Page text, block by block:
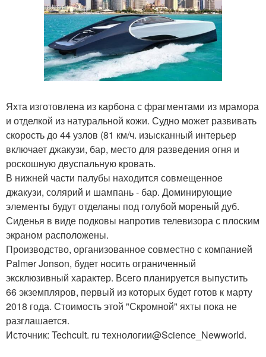
Яхта изготовлена из карбона с фрагментами из мрамора
и отделкой из натуральной кожи. Судно может развивать
скорость до 44 узлов (81 км/ч. изысканный интерьер
включает джакузи, бар, место для разведения огня и
роскошную двуспальную кровать.
В нижней части палубы находится совмещенное
джакузи, солярий и шампань - бар. Доминирующие
элементы будут отделаны под голубой мореный дуб.
Сиденья в виде подковы напротив телевизора с плоским
экраном расположены.
Производство, организованное совместно с компанией
Palmer Jonson, будет носить ограниченный
эксклюзивный характер. Всего планируется выпустить
66 экземпляров, первый из которых будет готов к марту
2018 года. Стоимость этой "Скромной" яхты пока не
разглашается.
Источник: Techcult. ru технологии@Science_Newworld.